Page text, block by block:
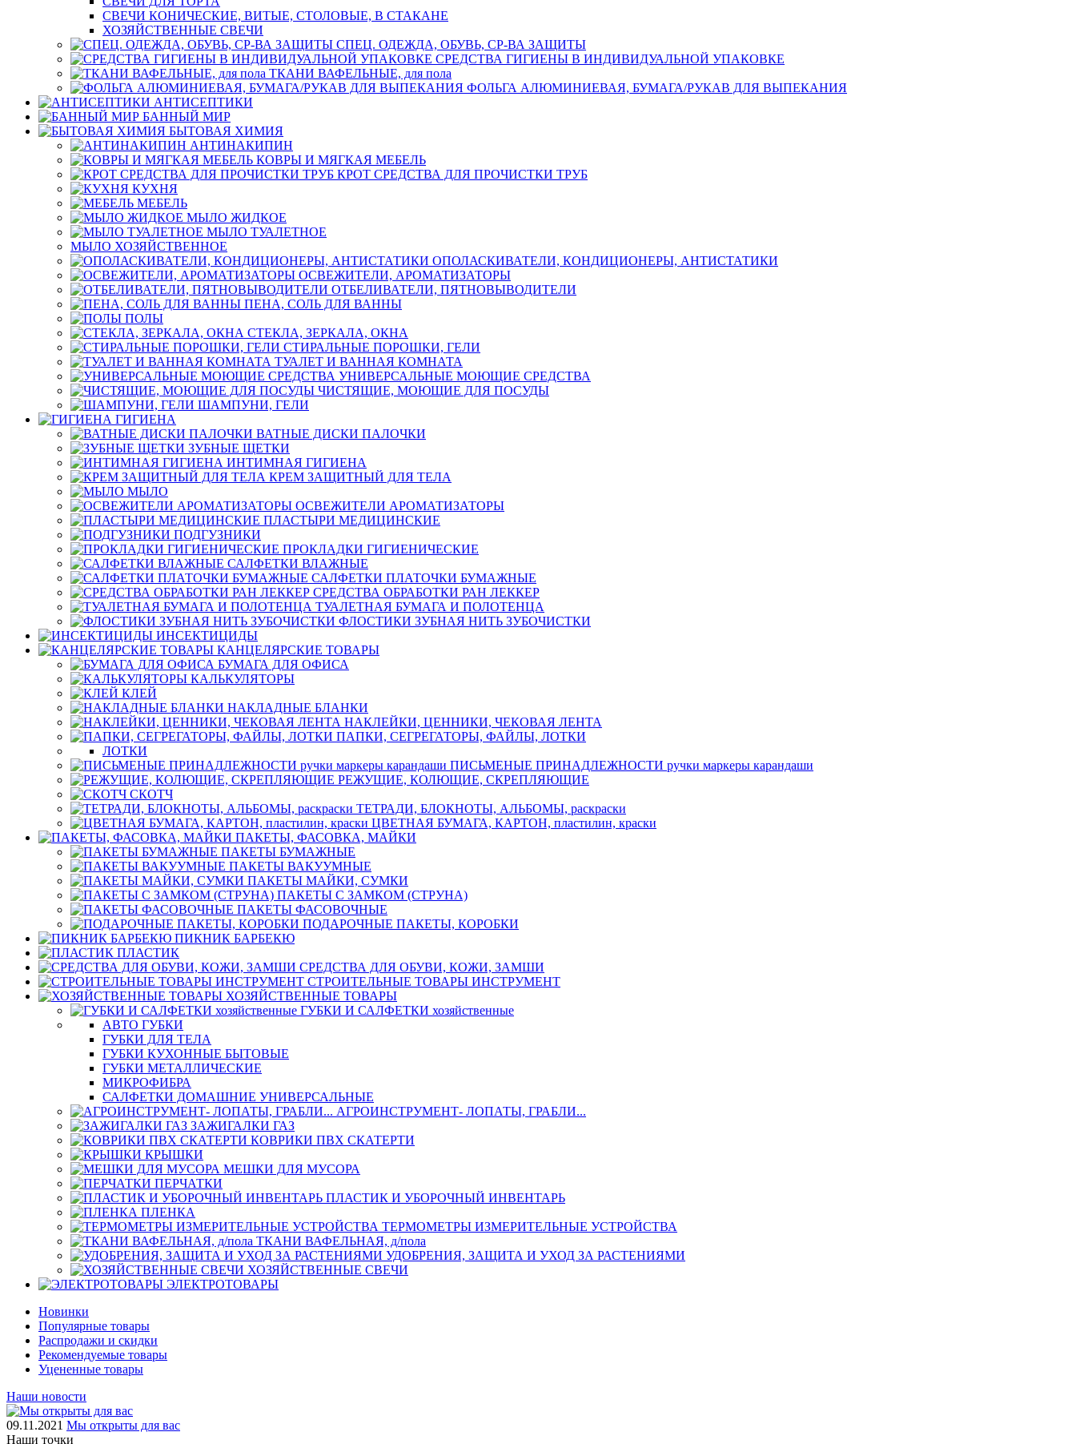
СВЕЧИ КОНИЧЕСКИЕ, ВИТЫЕ, СТОЛОВЫЕ, В СТАКАНЕ
ХОЗЯЙСТВЕННЫЕ СВЕЧИ
СПЕЦ. ОДЕЖДА, ОБУВЬ, СР-ВА ЗАЩИТЫ
СРЕДСТВА ГИГИЕНЫ В ИНДИВИДУАЛЬНОЙ УПАКОВКЕ
ТКАНИ ВАФЕЛЬНЫЕ, для пола
ФОЛЬГА АЛЮМИНИЕВАЯ, БУМАГА/РУКАВ ДЛЯ ВЫПЕКАНИЯ
АНТИСЕПТИКИ
БАННЫЙ МИР
БЫТОВАЯ ХИМИЯ
АНТИНАКИПИН
КОВРЫ И МЯГКАЯ МЕБЕЛЬ
КРОТ СРЕДСТВА ДЛЯ ПРОЧИСТКИ ТРУБ
КУХНЯ
МЕБЕЛЬ
МЫЛО ЖИДКОЕ
МЫЛО ТУАЛЕТНОЕ
МЫЛО ХОЗЯЙСТВЕННОЕ
ОПОЛАСКИВАТЕЛИ, КОНДИЦИОНЕРЫ, АНТИСТАТИКИ
ОСВЕЖИТЕЛИ, АРОМАТИЗАТОРЫ
ОТБЕЛИВАТЕЛИ, ПЯТНОВЫВОДИТЕЛИ
ПЕНА, СОЛЬ ДЛЯ ВАННЫ
ПОЛЫ
СТЕКЛА, ЗЕРКАЛА, ОКНА
СТИРАЛЬНЫЕ ПОРОШКИ, ГЕЛИ
ТУАЛЕТ И ВАННАЯ КОМНАТА
УНИВЕРСАЛЬНЫЕ МОЮЩИЕ СРЕДСТВА
ЧИСТЯЩИЕ, МОЮЩИЕ ДЛЯ ПОСУДЫ
ШАМПУНИ, ГЕЛИ
ГИГИЕНА
ВАТНЫЕ ДИСКИ ПАЛОЧКИ
ЗУБНЫЕ ЩЕТКИ
ИНТИМНАЯ ГИГИЕНА
КРЕМ ЗАЩИТНЫЙ ДЛЯ ТЕЛА
МЫЛО
ОСВЕЖИТЕЛИ АРОМАТИЗАТОРЫ
ПЛАСТЫРИ МЕДИЦИНСКИЕ
ПОДГУЗНИКИ
ПРОКЛАДКИ ГИГИЕНИЧЕСКИЕ
САЛФЕТКИ ВЛАЖНЫЕ
САЛФЕТКИ ПЛАТОЧКИ БУМАЖНЫЕ
СРЕДСТВА ОБРАБОТКИ РАН ЛЕККЕР
ТУАЛЕТНАЯ БУМАГА И ПОЛОТЕНЦА
ФЛОСТИКИ ЗУБНАЯ НИТЬ ЗУБОЧИСТКИ
ИНСЕКТИЦИДЫ
КАНЦЕЛЯРСКИЕ ТОВАРЫ
БУМАГА ДЛЯ ОФИСА
КАЛЬКУЛЯТОРЫ
КЛЕЙ
НАКЛАДНЫЕ БЛАНКИ
НАКЛЕЙКИ, ЦЕННИКИ, ЧЕКОВАЯ ЛЕНТА
ПАПКИ, СЕГРЕГАТОРЫ, ФАЙЛЫ, ЛОТКИ
ЛОТКИ
ПИСЬМЕНЫЕ ПРИНАДЛЕЖНОСТИ ручки маркеры карандаши
РЕЖУЩИЕ, КОЛЮЩИЕ, СКРЕПЛЯЮЩИЕ
СКОТЧ
ТЕТРАДИ, БЛОКНОТЫ, АЛЬБОМЫ, раскраски
ЦВЕТНАЯ БУМАГА, КАРТОН, пластилин, краски
ПАКЕТЫ, ФАСОВКА, МАЙКИ
ПАКЕТЫ БУМАЖНЫЕ
ПАКЕТЫ ВАКУУМНЫЕ
ПАКЕТЫ МАЙКИ, СУМКИ
ПАКЕТЫ С ЗАМКОМ (СТРУНА)
ПАКЕТЫ ФАСОВОЧНЫЕ
ПОДАРОЧНЫЕ ПАКЕТЫ, КОРОБКИ
ПИКНИК БАРБЕКЮ
ПЛАСТИК
СРЕДСТВА ДЛЯ ОБУВИ, КОЖИ, ЗАМШИ
СТРОИТЕЛЬНЫЕ ТОВАРЫ ИНСТРУМЕНТ
ХОЗЯЙСТВЕННЫЕ ТОВАРЫ
ГУБКИ И САЛФЕТКИ хозяйственные
АВТО ГУБКИ
ГУБКИ ДЛЯ ТЕЛА
ГУБКИ КУХОННЫЕ БЫТОВЫЕ
ГУБКИ МЕТАЛЛИЧЕСКИЕ
МИКРОФИБРА
САЛФЕТКИ ДОМАШНИЕ УНИВЕРСАЛЬНЫЕ
АГРОИНСТРУМЕНТ- ЛОПАТЫ, ГРАБЛИ...
ЗАЖИГАЛКИ ГАЗ
КОВРИКИ ПВХ СКАТЕРТИ
КРЫШКИ
МЕШКИ ДЛЯ МУСОРА
ПЕРЧАТКИ
ПЛАСТИК И УБОРОЧНЫЙ ИНВЕНТАРЬ
ПЛЕНКА
ТЕРМОМЕТРЫ ИЗМЕРИТЕЛЬНЫЕ УСТРОЙСТВА
ТКАНИ ВАФЕЛЬНАЯ, д/пола
УДОБРЕНИЯ, ЗАЩИТА И УХОД ЗА РАСТЕНИЯМИ
ХОЗЯЙСТВЕННЫЕ СВЕЧИ
ЭЛЕКТРОТОВАРЫ
Новинки
Популярные товары
Распродажи и скидки
Рекомендуемые товары
Уцененные товары
Наши новости
09.11.2021 Мы открыты для вас
Наши точки